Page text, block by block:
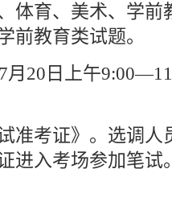
体育、美术、学前
前教育类试题。
月20日上午
准考证》。选调人
进入考场参加笔试